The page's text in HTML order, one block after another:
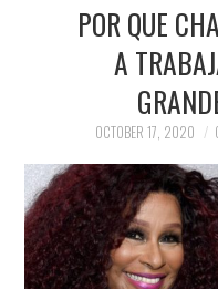
POR QUE
A
OCTOBER 17, 2020